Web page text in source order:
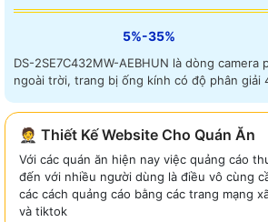
5%-35%
DS-2SE7C432MW-AEBHUN là dòng camera
ngoài trời, trang bị ống kính có độ phân giải
🤵 Thiết Kế Website Cho Quán Ăn
Với các quán ăn hiện nay việc quảng cáo
đến với nhiều người dùng là điều vô cùng
các cách quảng cáo bằng các trang mạng
và tiktok